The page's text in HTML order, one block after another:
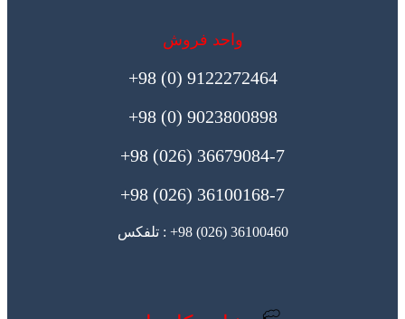
واحد فروش
9122272464 (0) 98+
9023800898 (0) 98+
36679084-7 (026) 98+
36100168-7 (026) 98+
36100460 (026) 98+ : تلفکس